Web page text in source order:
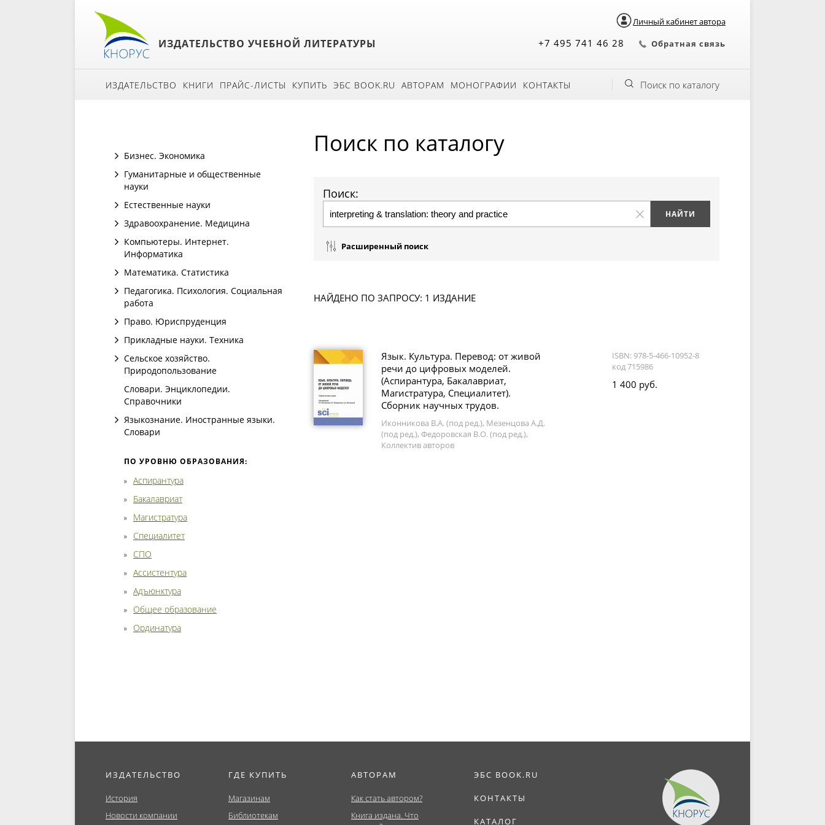
Личный кабинет автора
ИЗДАТЕЛЬСТВО УЧЕБНОЙ ЛИТЕРАТУРЫ +7 495 741 46 28 Обратная связь
ИЗДАТЕЛЬСТВО КНИГИ ПРАЙС-ЛИСТЫ КУПИТЬ ЭБС BOOK.RU АВТОРАМ МОНОГРАФИИ КОНТАКТЫ Поиск по каталогу
Бизнес. Экономика
Гуманитарные и общественные
науки
Естественные науки
Здравоохранение. Медицина
Компьютеры. Интернет.
Информатика
Математика. Статистика
Педагогика. Психология. Социальная
работа
Право. Юриспруденция
Прикладные науки. Техника
Сельское хозяйство.
Природопользование
Словари. Энциклопедии.
Справочники
Языкознание. Иностранные языки.
Словари
ПО УРОВНЮ ОБРАЗОВАНИЯ:
Аспирантура
Бакалавриат
Магистратура
Специалитет
СПО
Ассистентура
Адъюнктура
Общее образование
Ординатура
Поиск по каталогу
Поиск:
Расширенный поиск
НАЙДЕНО ПО ЗАПРОСУ: 1 ИЗДАНИЕ
Язык. Культура. Перевод: от живой
речи до цифровых моделей.
(Аспирантура, Бакалавриат,
Магистратура, Специалитет).
Сборник научных трудов.
Иконникова В.А. (под ред.), Мезенцова А.Д.
(под ред.), Федоровская В.О. (под ред.),
Коллектив авторов
ISBN: 978-5-466-10952-8
код 715986
1 400 руб.
ИЗДАТЕЛЬСТВО
История
Новости компании
ГДЕ КУПИТЬ
Магазинам
Библиотекам
АВТОРАМ
Как стать автором?
Книга издана. Что
ЭБС BOOK.RU
КОНТАКТЫ
КАТАЛОГ